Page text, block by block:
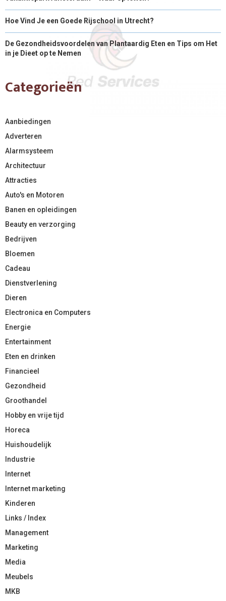
Hoe Vind Je een Goede Rijschool in Utrecht?
De Gezondheidsvoordelen van Plantaardig Eten en Tips om Het
in je Dieet op te Nemen
Categorieën
Aanbiedingen
Adverteren
Alarmsysteem
Architectuur
Attracties
Auto's en Motoren
Banen en opleidingen
Beauty en verzorging
Bedrijven
Bloemen
Cadeau
Dienstverlening
Dieren
Electronica en Computers
Energie
Entertainment
Eten en drinken
Financieel
Gezondheid
Groothandel
Hobby en vrije tijd
Horeca
Huishoudelijk
Industrie
Internet
Internet marketing
Kinderen
Links / Index
Management
Marketing
Media
Meubels
MKB